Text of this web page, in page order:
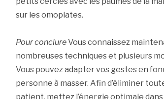
sur les omoplates.
Pour conclureVous connaissez
nombreuses techniques et plusieurs
Vous pouvez adapter vos gestes en
personne à masser. Afin d’éliminer
patient, mettez l’énergie optimale